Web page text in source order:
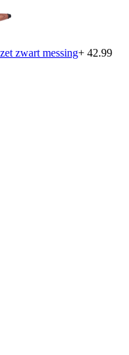
zwart messing+ 42.99